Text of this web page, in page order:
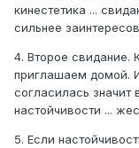
кинестетика ...
сильнее
4. Второе свидание.
приглашаем домой.
согласилась значит
настойчивости ...
5. Если